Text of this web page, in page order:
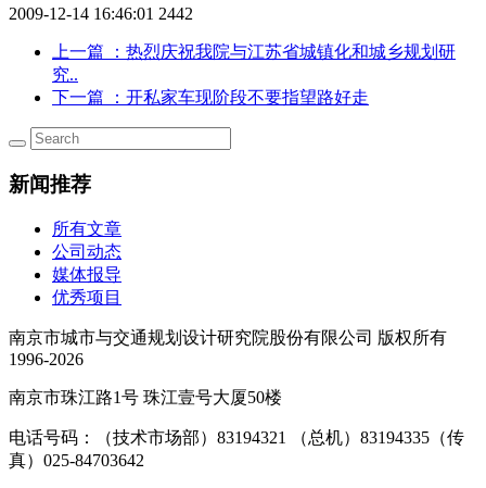
2009-12-14 16:46:01 2442
上一篇
：热烈庆祝我院与江苏省城镇化和城乡规划研
究..
下一篇
：开私家车现阶段不要指望路好走
新闻推荐
所有文章
公司动态
媒体报导
优秀项目
南京市城市与交通规划设计研究院股份有限公司 版权所有
1996-2026
南京市珠江路1号 珠江壹号大厦50楼
电话号码：（技术市场部）83194321 （总机）83194335（传
真）025-84703642